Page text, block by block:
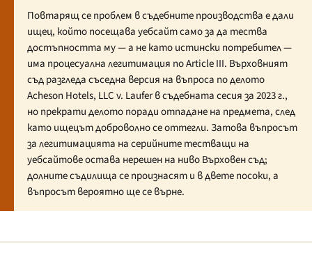
Повтарящ се проблем в съдебните производства е дали
ищец, който посещава уебсайт само за да тества
достъпността му — а не като истински потребител —
има процесуална легитимация по Article III. Върховният
съд разгледа съседна версия на въпроса по делото
Acheson Hotels, LLC v. Lauferв съдебната сесия за 2023 г.,
но прекрати делото поради отпадане на предмета, след
като ищецът доброволно се оттегли. Затова въпросът
за легитимацията на серийните тестващи на
уебсайтове остава нерешен на ниво Върховен съд;
долните съдилища се произнасят и в двете посоки, а
въпросът вероятно ще се върне.